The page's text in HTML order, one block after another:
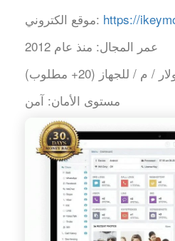
موقع الكتروني: https://
عمر المجال: منذ عام 2012
مستوى الأمان: آمن